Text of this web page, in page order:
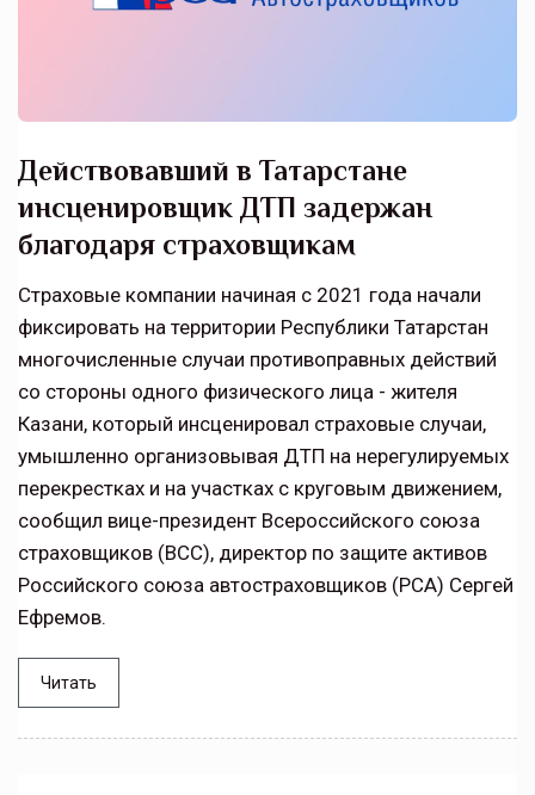
Действовавший в Татарстане
инсценировщик ДТП задержан
благодаря страховщикам
Страховые компании начиная с 2021 года начали
фиксировать на территории Республики Татарстан
многочисленные случаи противоправных действий
со стороны одного физического лица - жителя
Казани, который инсценировал страховые случаи,
умышленно организовывая ДТП на нерегулируемых
перекрестках и на участках с круговым движением,
сообщил вице-президент Всероссийского союза
страховщиков (ВСС), директор по защите активов
Российского союза автостраховщиков (РСА) Сергей
Ефремов.
Читать